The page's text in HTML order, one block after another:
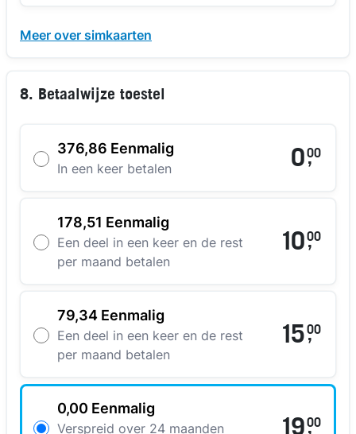
Meer over simkaarten
8. Betaalwijze toestel
376,86 Eenmalig
In een keer betalen 0,
00
178,51 Eenmalig
Een deel in een keer en de rest
per maand betalen
10,
00
79,34 Eenmalig
Een deel in een keer en de rest
per maand betalen
15,
00
0,00 Eenmalig
Verspreid over 24 maanden
,
00